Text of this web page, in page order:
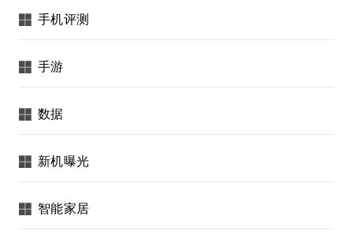
手机评测
手游
数据
新机曝光
智能家居